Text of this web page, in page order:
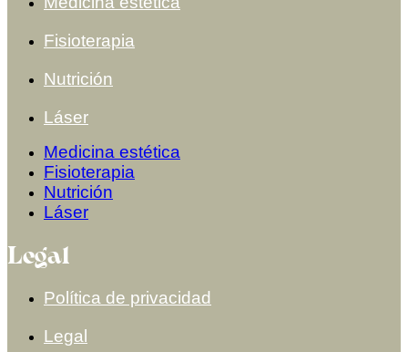
Fisioterapia
Nutrición
Láser
Medicina estética
Fisioterapia
Nutrición
Láser
Legal
Política de privacidad
Legal